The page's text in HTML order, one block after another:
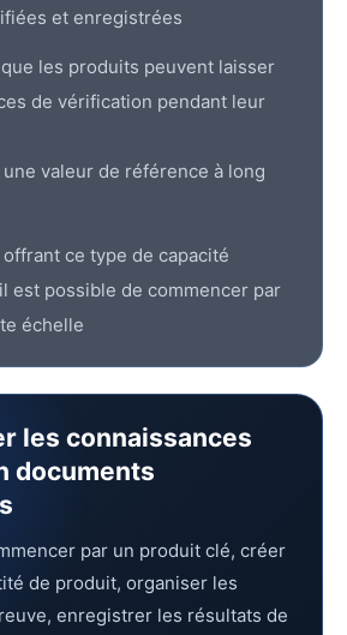
et enregistrées
les produits peuvent laisser
de vérification pendant leur
une valeur de référence à long
ce type de capacité
est possible de commencer par
échelle
les connaissances
documents
par un produit clé, créer
de produit, organiser les
enregistrer les résultats de